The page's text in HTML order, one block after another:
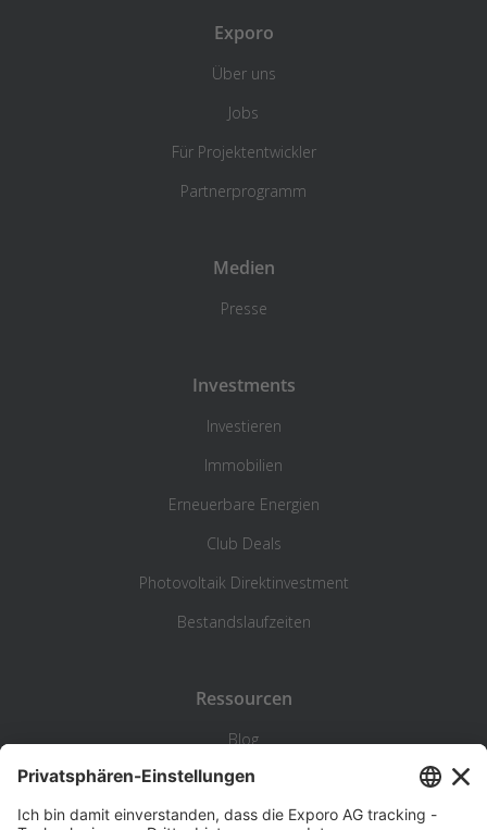
Exporo
Über uns
Jobs
Für Projektentwickler
Partnerprogramm
Medien
Presse
Investments
Investieren
Immobilien
Erneuerbare Energien
Club Deals
Photovoltaik Direktinvestment
Bestandslaufzeiten
Ressourcen
Blog
Statistik
Wiki